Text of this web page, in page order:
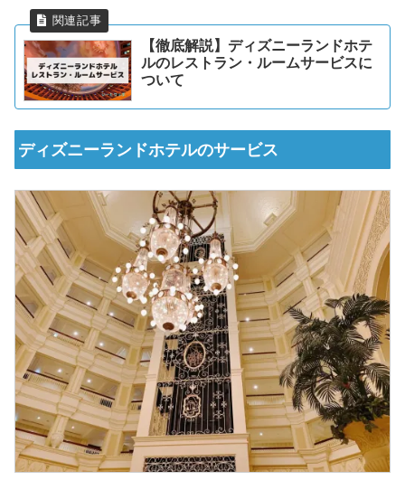
【徹底解説】ディズニーランドホテ
ルのレストラン・ルームサービスに
ついて
ディズニーランドホテルのサービス